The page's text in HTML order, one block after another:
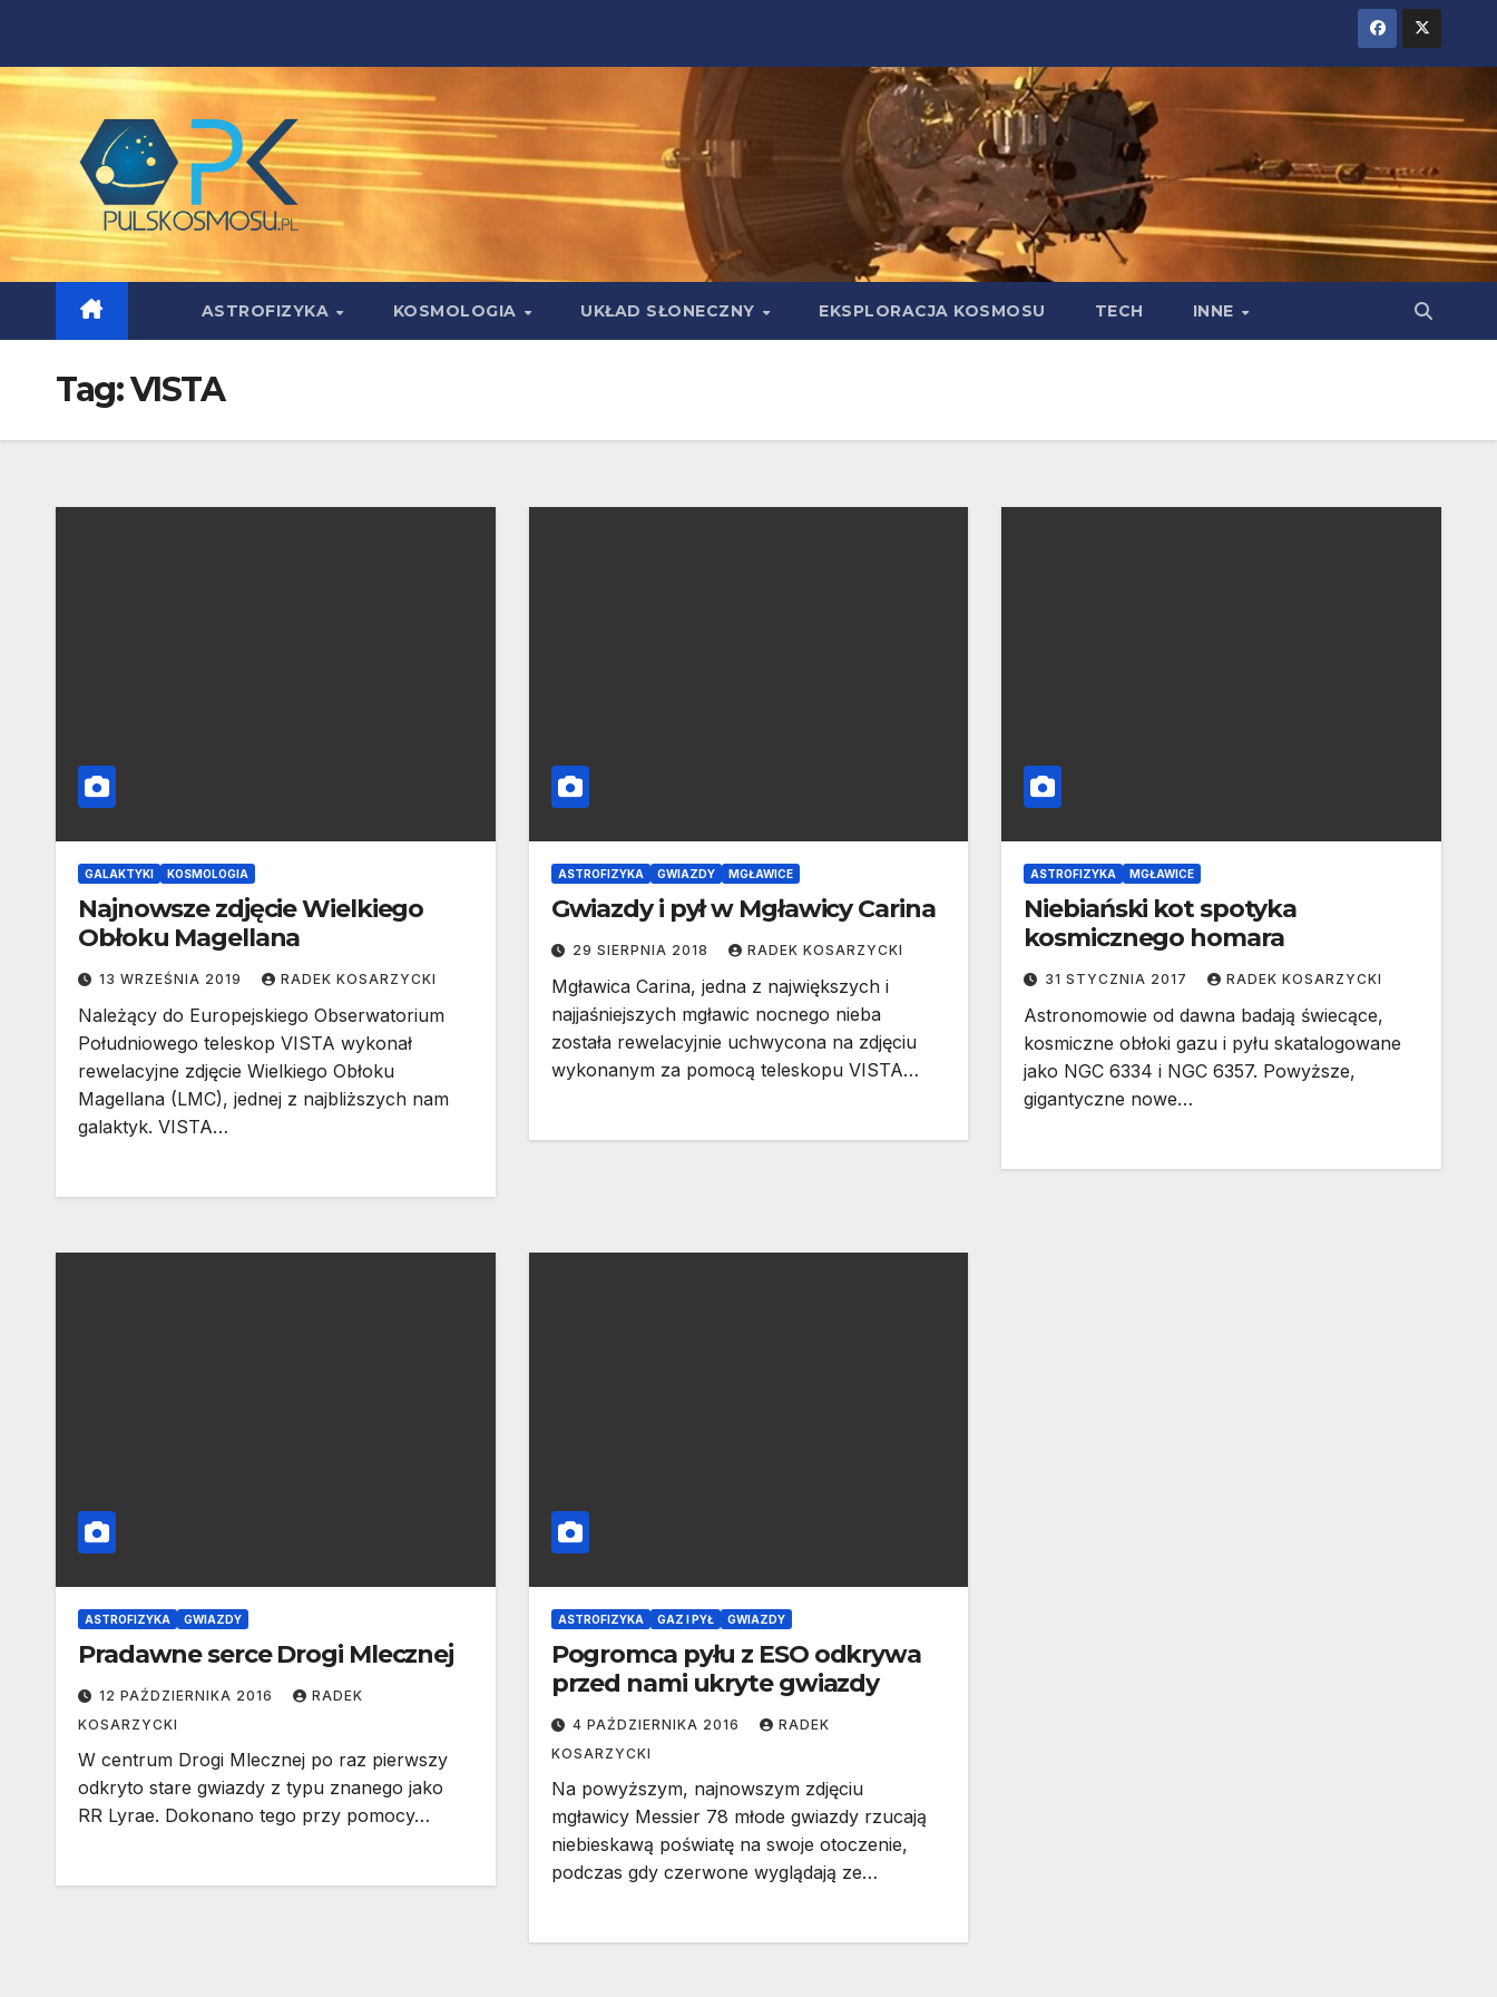
content
ASTROFIZYKA KOSMOLOGIA UKŁAD SŁONECZNY EKSPLORACJA KOSMOSU TECH INNE
Tag:VISTA
GALAKTYKI KOSMOLOGIA
Najnowsze zdjęcie Wielkiego
Obłoku Magellana
13 WRZEŚNIA 2019 RADEK KOSARZYCKI
Należący do Europejskiego Obserwatorium
Południowego teleskop VISTA wykonał
rewelacyjne zdjęcie Wielkiego Obłoku
Magellana (LMC), jednej z najbliższych nam
galaktyk. VISTA…
ASTROFIZYKA GWIAZDY MGŁAWICE
Gwiazdy i pył w Mgławicy Carina
29 SIERPNIA 2018 RADEK KOSARZYCKI
Mgławica Carina, jedna z największych i
najjaśniejszych mgławic nocnego nieba
została rewelacyjnie uchwycona na zdjęciu
wykonanym za pomocą teleskopu VISTA…
ASTROFIZYKA MGŁAWICE
Niebiański kot spotyka
kosmicznego homara
31 STYCZNIA 2017 RADEK KOSARZYCKI
Astronomowie od dawna badają świecące,
kosmiczne obłoki gazu i pyłu skatalogowane
jako NGC 6334 i NGC 6357. Powyższe,
gigantyczne nowe…
ASTROFIZYKA GWIAZDY
Pradawne serce Drogi Mlecznej
12 PAŹDZIERNIKA 2016
RADEK
KOSARZYCKI
W centrum Drogi Mlecznej po raz pierwszy
odkryto stare gwiazdy z typu znanego jako
RR Lyrae. Dokonano tego przy pomocy…
ASTROFIZYKA GAZ I PYŁ GWIAZDY
Pogromca pyłu z ESO odkrywa
przed nami ukryte gwiazdy
4 PAŹDZIERNIKA 2016
RADEK
KOSARZYCKI
Na powyższym, najnowszym zdjęciu
mgławicy Messier 78 młode gwiazdy rzucają
niebieskawą poświatę na swoje otoczenie,
podczas gdy czerwone wyglądają ze…